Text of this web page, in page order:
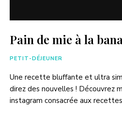
Pain de mie à la
PETIT-DÉJEUNER
Une recette bluffante et ultra
direz des nouvelles ! Découvrez
instagram consacrée aux